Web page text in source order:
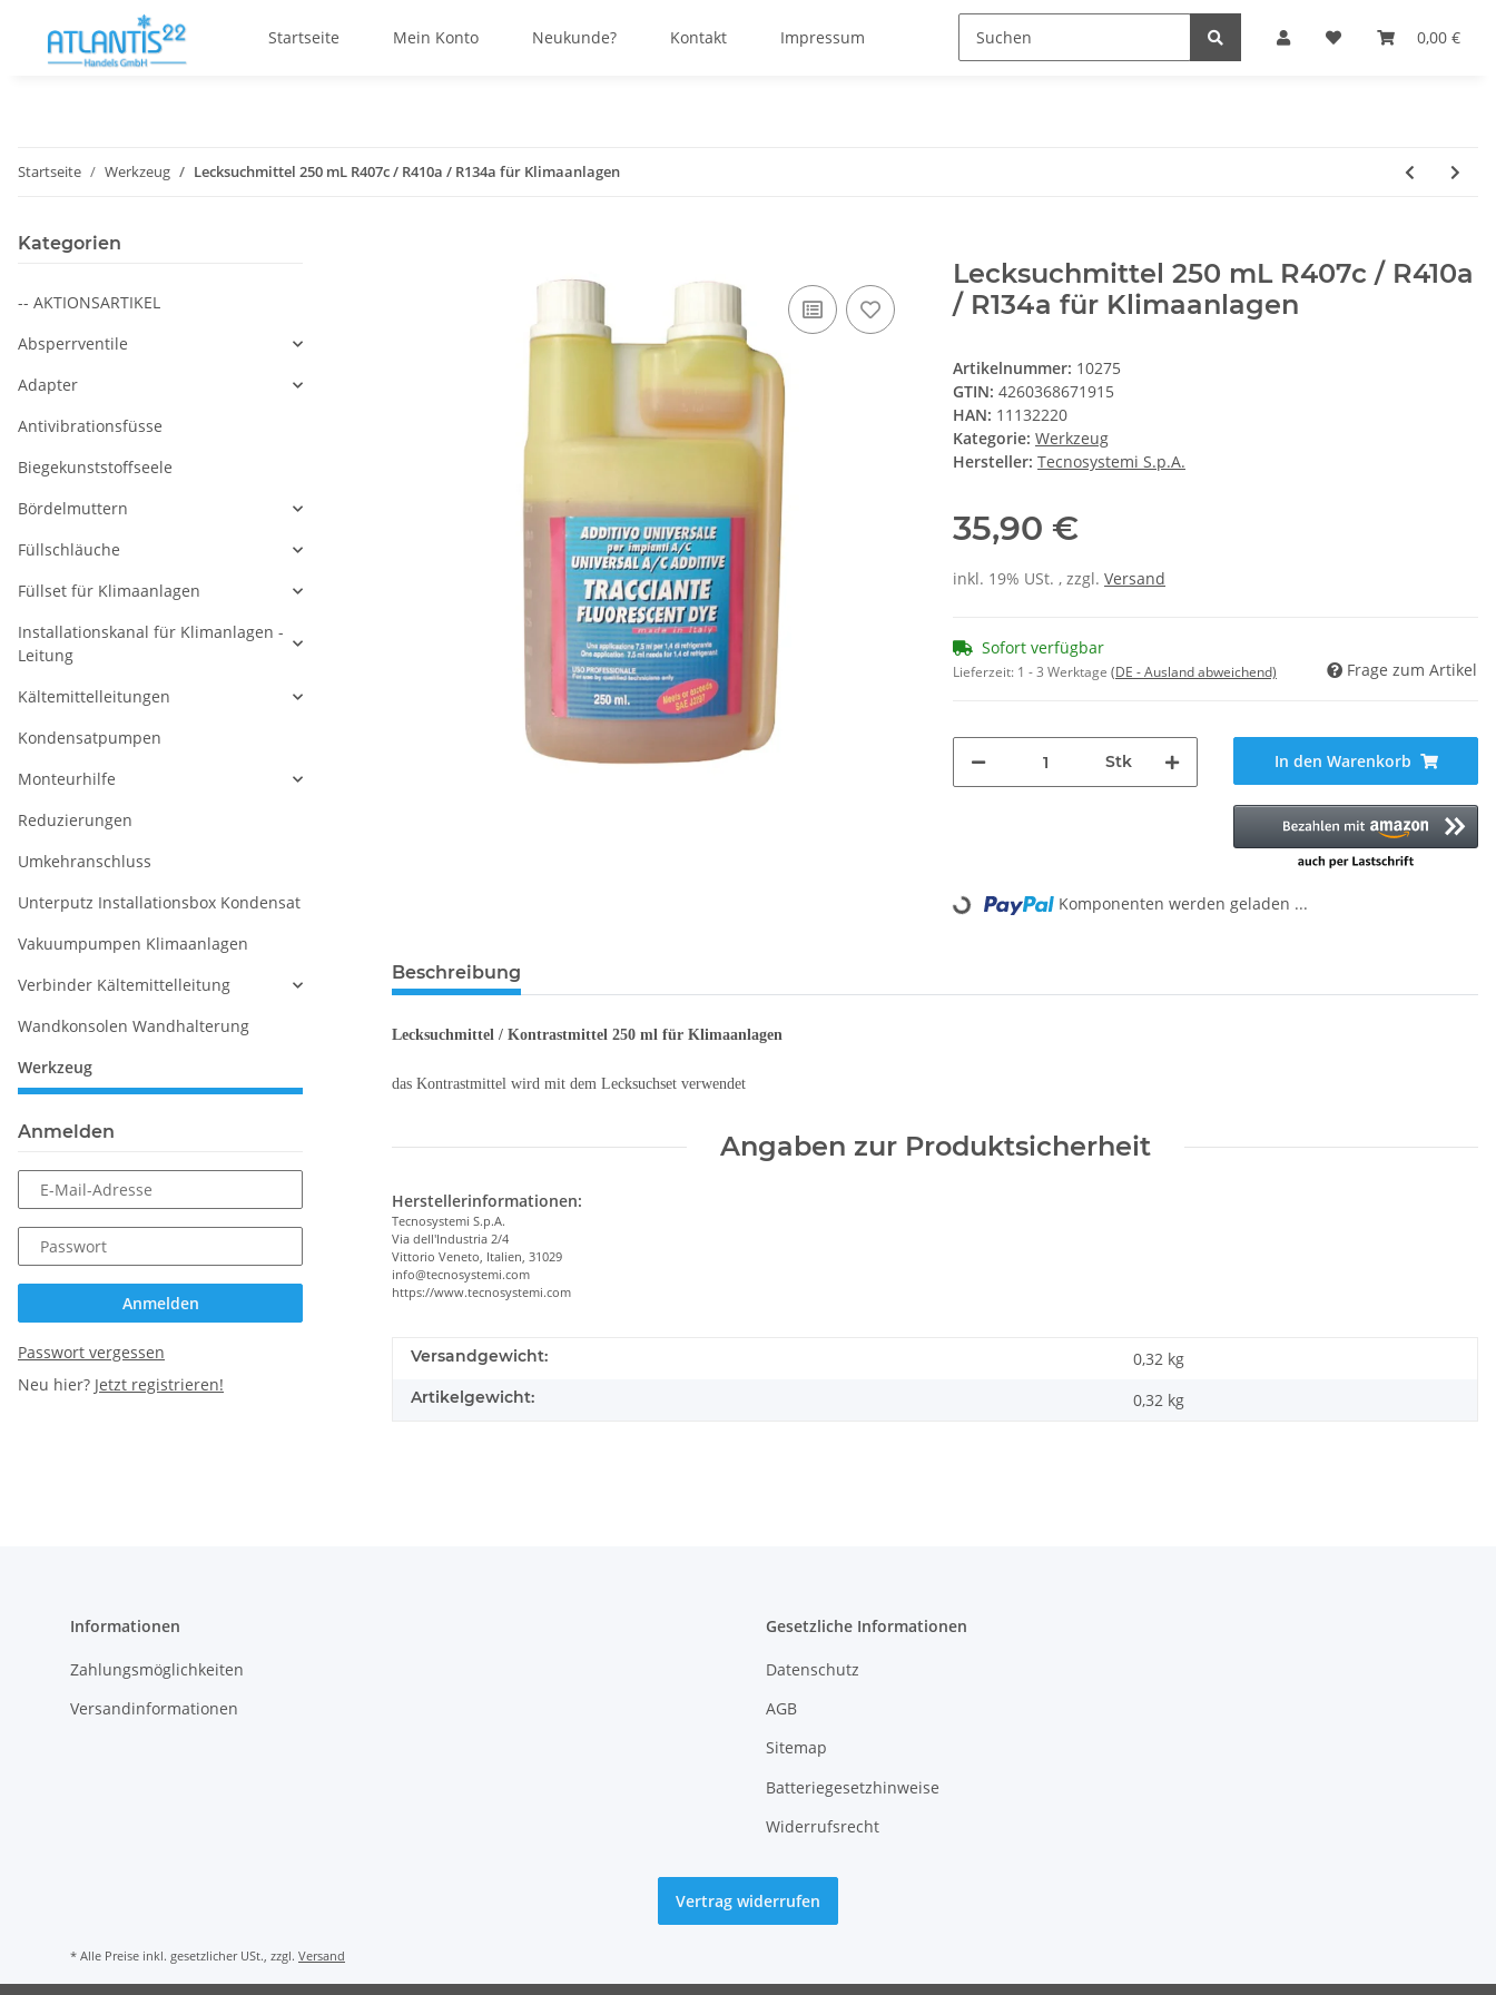
0,00 €
Startseite Mein Konto Neukunde? Kontakt Impressum
Startseite Werkzeug Lecksuchmittel 250 mL R407c / R410a / R134a für Klimaanlagen
Lecksuchmittel 250 mL R407c / R410a
/ R134a für Klimaanlagen
Artikelnummer: 10275
GTIN: 4260368671915
HAN: 11132220
Kategorie: Werkzeug
Hersteller: Tecnosystemi S.p.A.
35,90 €
inkl. 19% USt. , zzgl. Versand
Sofort verfügbar
Lieferzeit: 1 - 3 Werktage (DE - Ausland abweichend) Frage zum Artikel
Stk In den Warenkorb
Loading... Komponenten werden geladen ...
Beschreibung
Lecksuchmittel / Kontrastmittel 250 ml für Klimaanlagen
das Kontrastmittel wird mit dem Lecksuchset verwendet
Angaben zur Produktsicherheit
Herstellerinformationen:
Tecnosystemi S.p.A.
Via dell'Industria 2/4
Vittorio Veneto, Italien, 31029
info@tecnosystemi.com
https://www.tecnosystemi.com
Versandgewicht: 0,32 kg
Artikelgewicht: 0,32 kg
Kategorien
-- AKTIONSARTIKEL
Absperrventile
Adapter
Antivibrationsfüsse
Biegekunststoffseele
Bördelmuttern
Füllschläuche
Füllset für Klimaanlagen
Installationskanal für Klimanlagen -
Leitung
Kältemittelleitungen
Kondensatpumpen
Monteurhilfe
Reduzierungen
Umkehranschluss
Unterputz Installationsbox Kondensat
Vakuumpumpen Klimaanlagen
Verbinder Kältemittelleitung
Wandkonsolen Wandhalterung
Werkzeug
Anmelden
E-Mail-Adresse
Passwort
Anmelden
Passwort vergessen
Neu hier? Jetzt registrieren!
Informationen
Zahlungsmöglichkeiten
Versandinformationen
Gesetzliche Informationen
Datenschutz
AGB
Sitemap
Batteriegesetzhinweise
Widerrufsrecht
Vertrag widerrufen
* Alle Preise inkl. gesetzlicher USt., zzgl. Versand